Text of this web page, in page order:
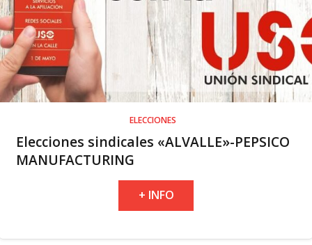
ELECCIONES
Elecciones sindicales «ALVALLE»-PEPSICO
MANUFACTURING
+ INFO